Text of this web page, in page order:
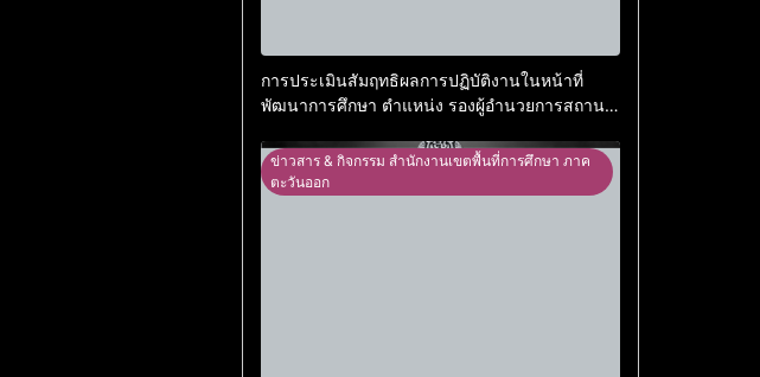
การประเมินสัมฤทธิผลการปฏิบัติงานในหน้าที่
พัฒนาการศึกษา ตำแหน่ง รองผู้อำนวยการสถาน
ข่าวสาร & กิจกรรม สำนักงานเขตพื้นที่การศึกษา ภาค
ตะวันออก